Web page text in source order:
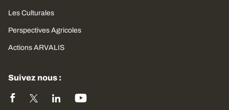
Les Culturales
Perspectives Agricoles
Actions ARVALIS
Suivez nous :